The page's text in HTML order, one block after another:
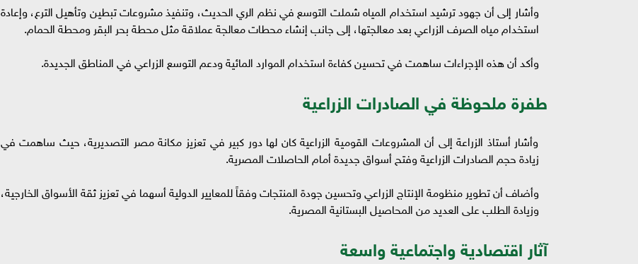
وأشار إلى أن جهود ترشيد استخدام المياه شملت التوسع في نظم الري الحديث، وتنفيذ مشروعات تبطين وتأهيل الترع، وإعادة
استخدام مياه الصرف الزراعي بعد معالجتها، إلى جانب إنشاء محطات معالجة عملاقة مثل محطة بحر البقر ومحطة الحمام.
وأكد أن هذه الإجراءات ساهمت في تحسين كفاءة استخدام الموارد المائية ودعم التوسع الزراعي في المناطق الجديدة.
طفرة ملحوظة في الصادرات الزراعية
وأشار أستاذ الزراعة إلى أن المشروعات القومية الزراعية كان لها دور كبير في تعزيز مكانة مصر التصديرية، حيث ساهمت في
زيادة حجم الصادرات الزراعية وفتح أسواق جديدة أمام الحاصلات المصرية.
وأضاف أن تطوير منظومة الإنتاج الزراعي وتحسين جودة المنتجات وفقاً للمعايير الدولية أسهما في تعزيز ثقة الأسواق الخارجية،
وزيادة الطلب على العديد من المحاصيل البستانية المصرية.
آثار اقتصادية واجتماعية واسعة